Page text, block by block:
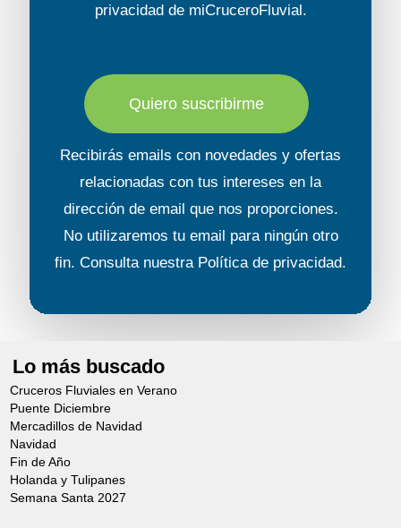
privacidadde miCruceroFluvial.
Quiero suscribirme
Recibirás emails con novedades y ofertas
relacionadas con tus intereses en la
dirección de email que nos proporciones.
No utilizaremos tu email para ningún otro
fin. Consulta nuestra Política de privacidad.
Lo más buscado
Cruceros Fluviales en Verano
Puente Diciembre
Mercadillos de Navidad
Navidad
Fin de Año
Holanda y Tulipanes
Semana Santa 2027